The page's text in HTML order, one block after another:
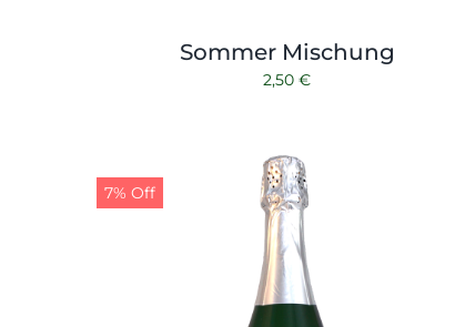
Sommer Mischung
2,50€
7% Off